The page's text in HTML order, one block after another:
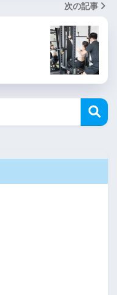
次の記事